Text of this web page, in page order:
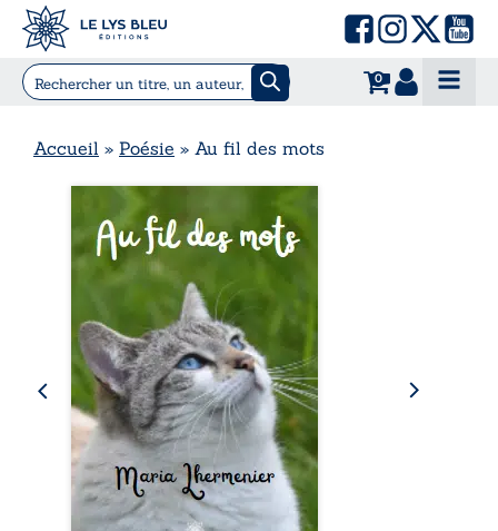
0
Accueil » Poésie » Au fil des mots